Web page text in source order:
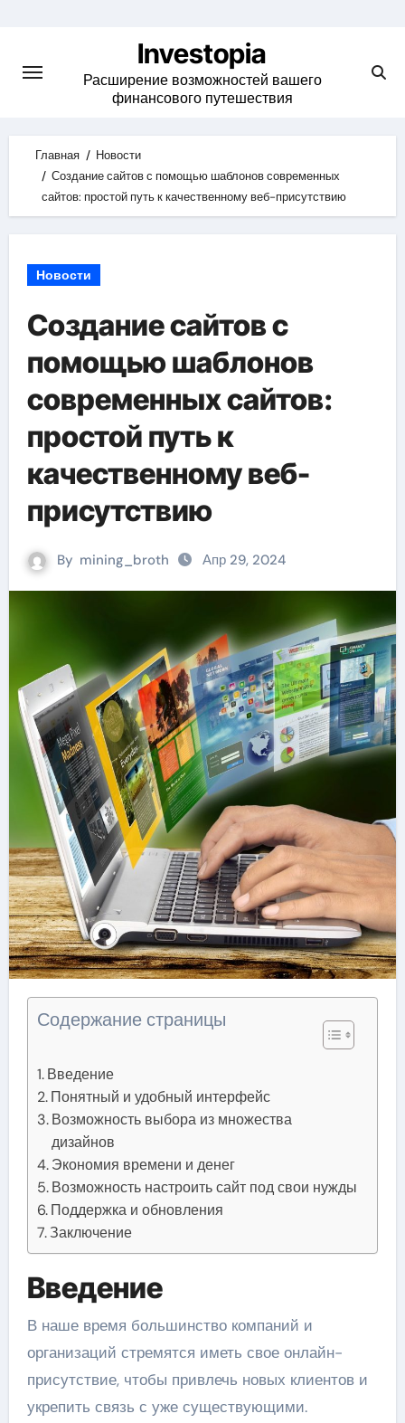
content
Investopia
Расширение возможностей вашего
финансового путешествия
Главная
Новости
Создание сайтов с помощью шаблонов современных
сайтов: простой путь к качественному веб-присутствию
Новости
Создание сайтов с
помощью шаблонов
современных сайтов:
простой путь к
качественному веб-
присутствию
By mining_broth Апр 29, 2024
Содержание страницы
Введение
Понятный и удобный интерфейс
Возможность выбора из множества
дизайнов
Экономия времени и денег
Возможность настроить сайт под свои нужды
Поддержка и обновления
Заключение
Введение
В наше время большинство компаний и
организаций стремятся иметь свое онлайн-
присутствие, чтобы привлечь новых клиентов и
укрепить связь с уже существующими.